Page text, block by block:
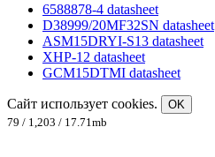
6588878-4 datasheet
D38999/20MF32SN datasheet
ASM15DRYI-S13 datasheet
XHP-12 datasheet
GCM15DTMI datasheet
Сайт использует cookies.
OK
79 / 1,203 / 17.71mb